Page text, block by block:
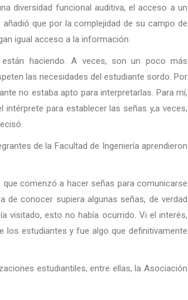
diversidad funcional auditiva, el acceso a un
que por la complejidad de su campo de
igual acceso a la información.
haciendo. A veces, son un poco más
las necesidades del estudiante sordo. Por
no estaba apto para interpretarlas. Para mí,
para establecer las señas y,a veces,
de la Facultad de Ingeniería aprendieron
comenzó a hacer señas para comunicarse
de conocer supiera algunas señas, de verdad
visitado, esto no había ocurrido. Vi el interés,
los estudiantes y fue algo que definitivamente
estudiantiles, entre ellas, la Asociación